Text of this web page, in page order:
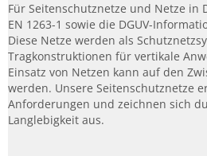
Für Seitenschutznetze und Netze in
EN 1263-1 sowie die DGUV-
Diese Netze werden als
Tragkonstruktionen für vertikale
Einsatz von Netzen kann auf den
werden. Unsere Seitenschutznetze
Anforderungen und zeichnen sich
Langlebigkeit aus.